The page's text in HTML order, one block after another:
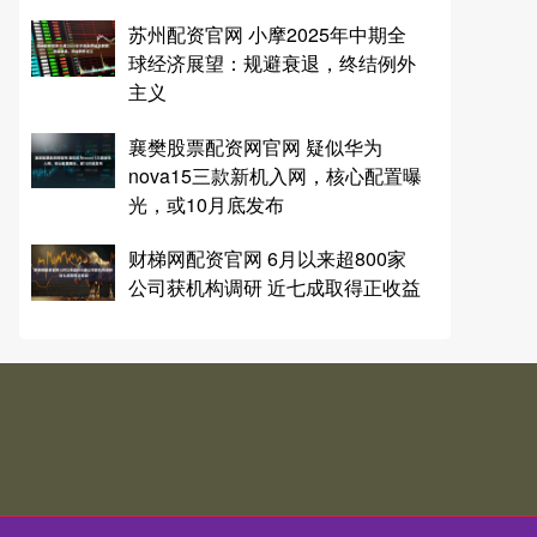
苏州配资官网 小摩2025年中期全
球经济展望：规避衰退，终结例外
主义
襄樊股票配资网官网 疑似华为
nova15三款新机入网，核心配置曝
光，或10月底发布
财梯网配资官网 6月以来超800家
公司获机构调研 近七成取得正收益